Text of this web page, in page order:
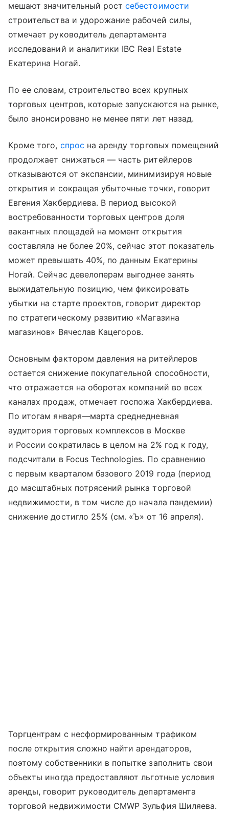
мешают значительный ростсебестоимости
строительства и удорожание рабочей силы,
отмечает руководитель департамента
исследований и аналитики IBC Real Estate
Екатерина Ногай.
По ее словам, строительство всех крупных
торговых центров, которые запускаются на рынке,
было анонсировано не менее пяти лет назад.
Кроме того, спрос на аренду торговых помещений
продолжает снижаться — часть ритейлеров
отказываются от экспансии, минимизируя новые
открытия и сокращая убыточные точки, говорит
Евгения Хакбердиева. В период высокой
востребованности торговых центров доля
вакантных площадей на момент открытия
составляла не более 20%, сейчас этот показатель
может превышать 40%, по данным Екатерины
Ногай. Сейчас девелоперам выгоднее занять
выжидательную позицию, чем фиксировать
убытки на старте проектов, говорит директор
по стратегическому развитию «Магазина
магазинов» Вячеслав Кацегоров.
Основным фактором давления на ритейлеров
остается снижение покупательной способности,
что отражается на оборотах компаний во всех
каналах продаж, отмечает госпожа Хакбердиева.
По итогам января—марта среднедневная
аудитория торговых комплексов в Москве
и России сократилась в целом на 2% год к году,
подсчитали в Focus Technologies. По сравнению
с первым кварталом базового 2019 года (период
до масштабных потрясений рынка торговой
недвижимости, в том числе до начала пандемии)
снижение достигло 25% (см. «Ъ» от 16 апреля).
Торгцентрам с несформированным трафиком
после открытия сложно найти арендаторов,
поэтому собственники в попытке заполнить свои
объекты иногда предоставляют льготные условия
аренды, говорит руководитель департамента
торговой недвижимости CMWP Зульфия Шиляева.